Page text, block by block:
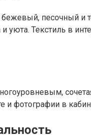
песочный
уюта. Текстиль в
и фотографии в